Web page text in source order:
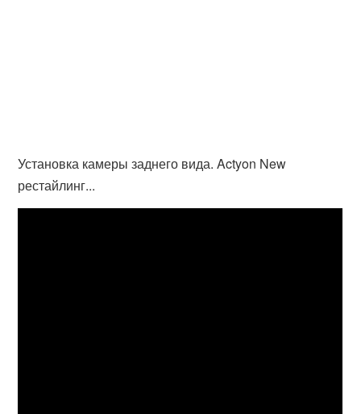
Установка камеры заднего вида. Actyon New
рестайлинг...